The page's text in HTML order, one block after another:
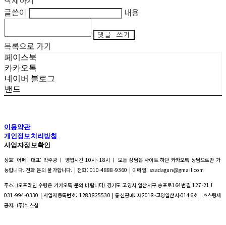
글쓴이
내용
댓글 쓰기
목록으로 가기
페이스북
카카오톡
네이버 블로그
밴드
이용약관
개인정보처리방침
사업자정보확인
상호: 어퍼 | 대표: 박주광 ㅣ 영업시간 10시~18시 ㅣ 모든 상담은 사이트 하단 카카오톡 상담으로만 가
능합니다. 전화 문의 불가합니다. | 전화: 010-4888-9360 | 이메일: ssadagun@gmail.com
주소: (오프라인 수령은 카카오톡 문의 바랍니다) 경기도 고양시 일산서구 송포로164번길 127-21 l
031-994-0330 | 사업자등록번호: 1283825530 | 통신판매: 제2018-고양일산서-0146호 | 호스팅제
공자: (주)식스샵